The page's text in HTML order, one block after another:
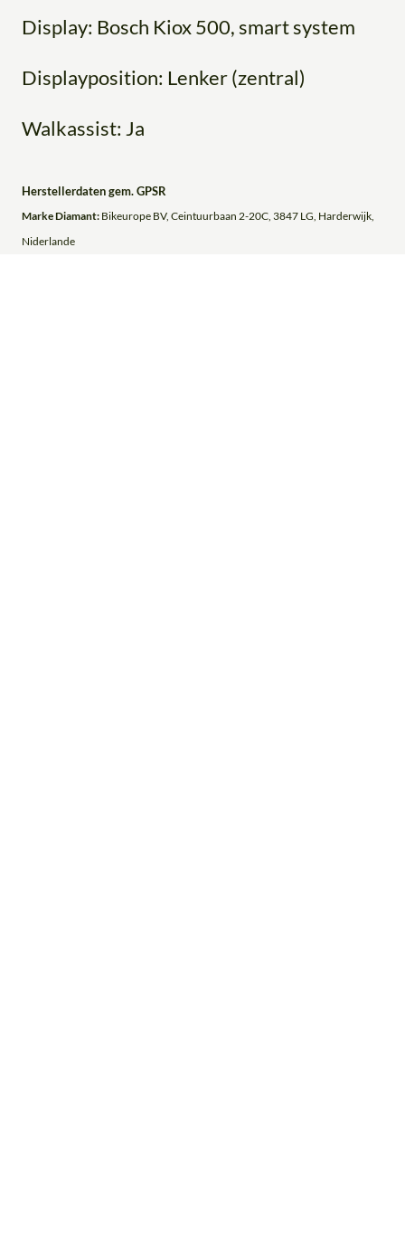
Display: Bosch Kiox 500, smart system
Displayposition: Lenker (zentral)
Walkassist: Ja
Herstellerdaten gem. GPSR
Marke Diamant: Bikeurope BV, Ceintuurbaan 2-20C, 3847 LG, Harderwijk,
Niderlande